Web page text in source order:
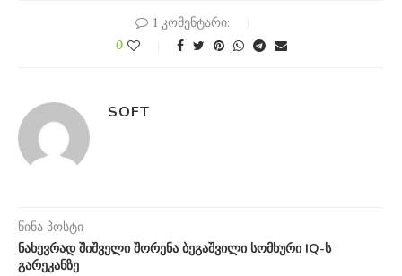
1 კომენტარი:
0
SOFT
წინა პოსტი
ნახევრად შიშველი შორენა ბეგაშვილი სომხური IQ-ს
გარეკანზე